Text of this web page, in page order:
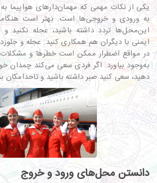
یکی از نکات مهمی که مهمان‌دارهای هواپیما
به ورودی و خروجی‌ها است. بهتر است
این‌محل‌ها تردد داشته باشید، عجله
ایمنی با دیگران هم همکاری کنید. عجله و
در مواقع اضطرار ممکن است خطرها و
به‌وجود بیاورد. اگر فردی سعی می‌کند چمدان
دهید، سعی کنید صبر داشته باشید و تاحدامکان
دانستن محل‌های ورود و خروج